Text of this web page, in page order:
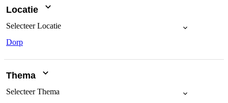
Locatie
SelecteerLocatie
Dorp
Thema
SelecteerThema